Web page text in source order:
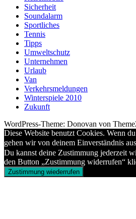
Sicherheit
Soundalarm
Sportliches
Tennis
Tipps
Umweltschutz
Unternehmen
Urlaub
Van
Verkehrsmeldungen
Winterspiele 2010
Zukunft
WordPress-Theme: Donovan von
Diese Website benutzt Cookies. Wenn
gehen wir von deinem Einverständnis
Du kannst deine Zustimmung jederzeit
den Button „Zustimmung widerrufen“
Zustimmung wiederrufen